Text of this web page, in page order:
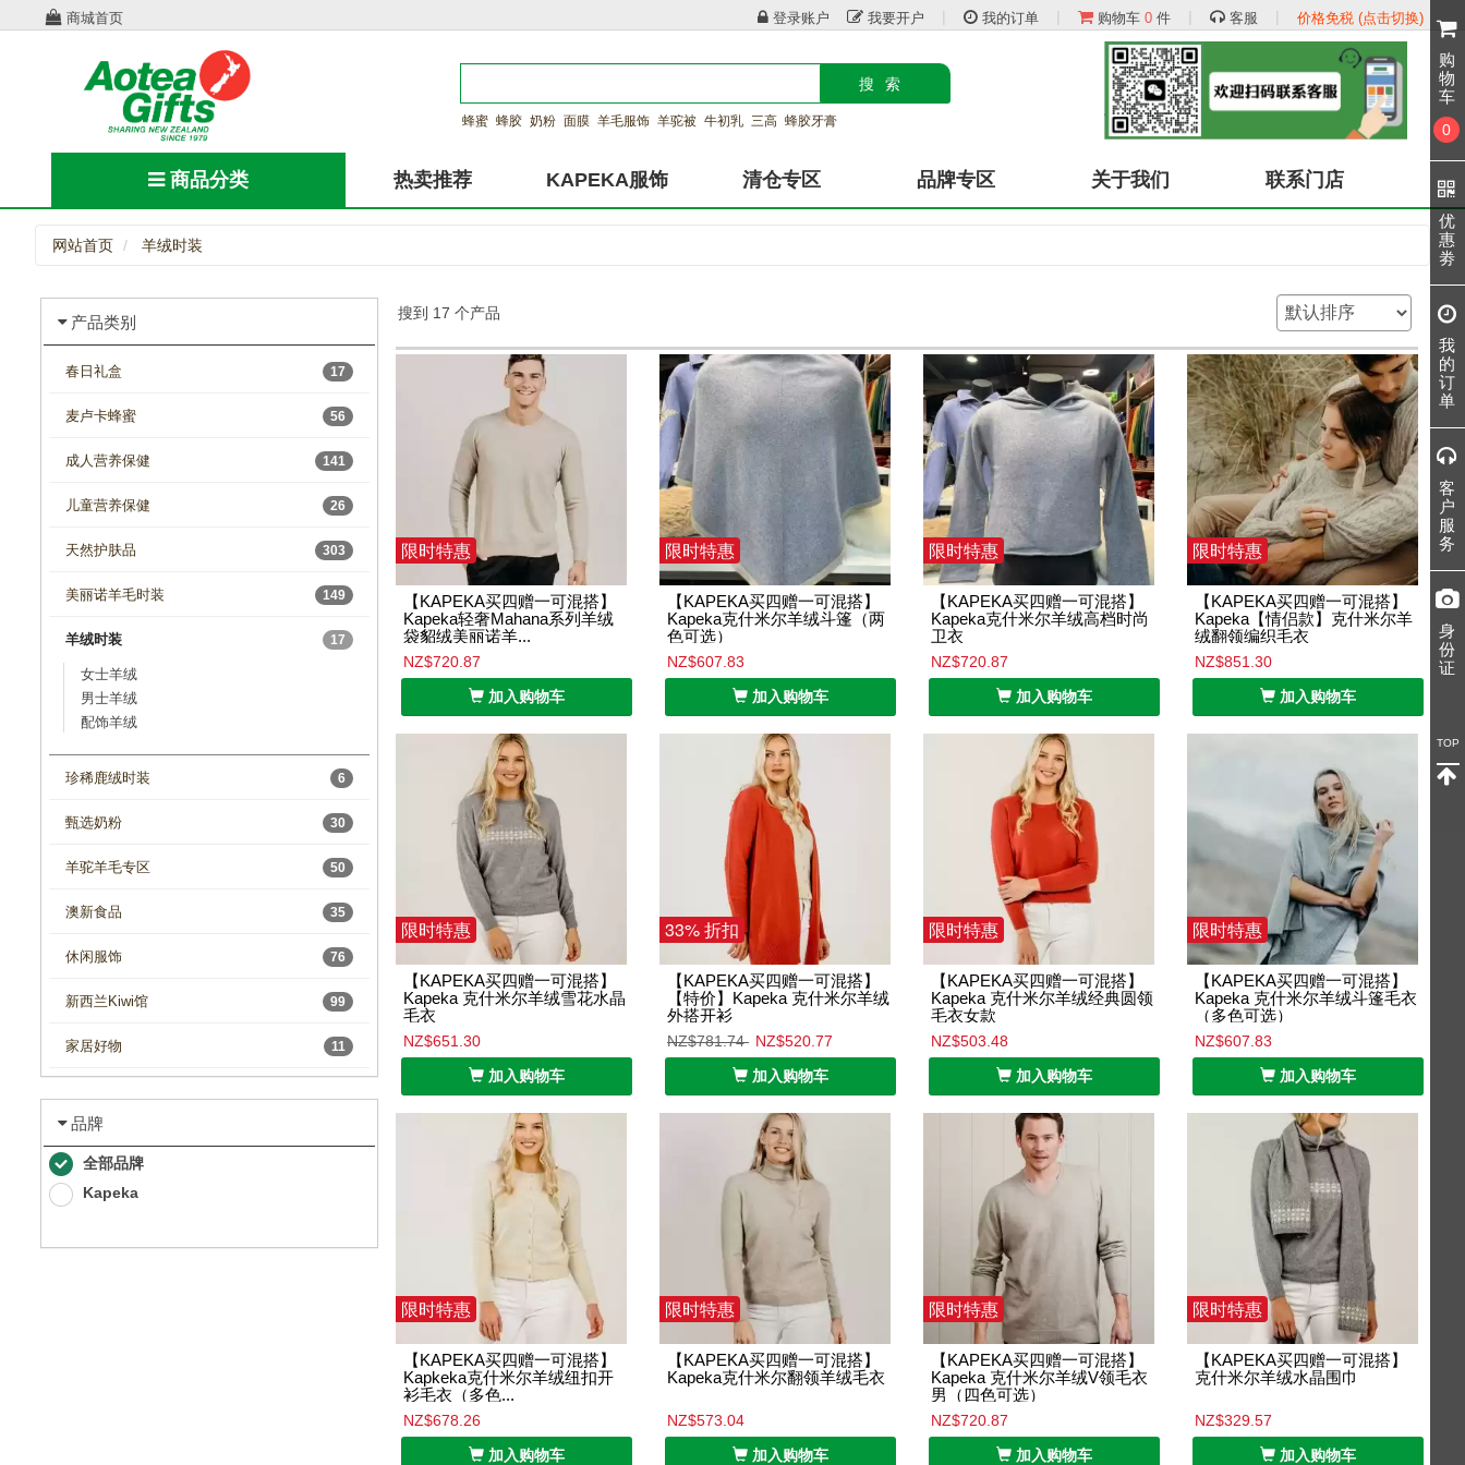
购
物
车
0
优
惠
劵
我
的
订
单
客
户
服
务
身
份
证
TOP
商城首页 登录账户 我要开户 | 我的订单 | 购物车 0件 | 客服 | 价格免税 (点击切换)
搜索
蜂蜜 蜂胶 奶粉 面膜 羊毛服饰 羊驼被 牛初乳 三高 蜂胶牙膏
商品分类 热卖推荐 KAPEKA服饰 清仓专区 品牌专区 关于我们 联系门店
网站首页 羊绒时装
产品类别
17
春日礼盒
56
麦卢卡蜂蜜
141
成人营养保健
26
儿童营养保健
303
天然护肤品
149
美丽诺羊毛时装
17
羊绒时装
女士羊绒
男士羊绒
配饰羊绒
6
珍稀鹿绒时装
30
甄选奶粉
50
羊驼羊毛专区
35
澳新食品
76
休闲服饰
99
新西兰Kiwi馆
11
家居好物
品牌
全部品牌
Kapeka
搜到 17 个产品
限时特惠
【KAPEKA买四赠一可混搭】
Kapeka轻奢Mahana系列羊绒
袋貂绒美丽诺羊...
NZ$720.87
加入购物车
限时特惠
【KAPEKA买四赠一可混搭】
Kapeka克什米尔羊绒斗篷（两
色可选）
NZ$607.83
加入购物车
限时特惠
【KAPEKA买四赠一可混搭】
Kapeka克什米尔羊绒高档时尚
卫衣
NZ$720.87
加入购物车
限时特惠
【KAPEKA买四赠一可混搭】
Kapeka【情侣款】克什米尔羊
绒翻领编织毛衣
NZ$851.30
加入购物车
限时特惠
【KAPEKA买四赠一可混搭】
Kapeka 克什米尔羊绒雪花水晶
毛衣
NZ$651.30
加入购物车
33% 折扣
【KAPEKA买四赠一可混搭】
【特价】Kapeka 克什米尔羊绒
外搭开衫
NZ$781.74 NZ$520.77
加入购物车
限时特惠
【KAPEKA买四赠一可混搭】
Kapeka 克什米尔羊绒经典圆领
毛衣女款
NZ$503.48
加入购物车
限时特惠
【KAPEKA买四赠一可混搭】
Kapeka 克什米尔羊绒斗篷毛衣
（多色可选）
NZ$607.83
加入购物车
限时特惠
【KAPEKA买四赠一可混搭】
Kapkeka克什米尔羊绒纽扣开
衫毛衣（多色...
NZ$678.26
加入购物车
限时特惠
【KAPEKA买四赠一可混搭】
Kapeka克什米尔翻领羊绒毛衣
NZ$573.04
加入购物车
限时特惠
【KAPEKA买四赠一可混搭】
Kapeka 克什米尔羊绒V领毛衣
男（四色可选）
NZ$720.87
加入购物车
限时特惠
【KAPEKA买四赠一可混搭】
克什米尔羊绒水晶围巾
NZ$329.57
加入购物车